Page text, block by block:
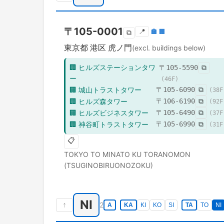
〒 105-0001 ⧉ 📍 🏣 🏢
東京都 港区 虎ノ門(excl. buildings below)
🏢 ヒルズステーションタワ
ー
〒 105-5590 ⧉
(46F)
🏢 城山トラストタワー 〒 105-6090 ⧉ ( 38
🏢 ヒルズ森タワー 〒 106-6190 ⧉ ( 92
🏢 ヒルズビジネスタワー 〒 105-6490 ⧉ ( 37
🏢 神谷町トラストタワー 〒 105-6990 ⧉ ( 31
📋
TOKYO TO MINATO KU TORANOMON
(TSUGINOBIRUONOZOKU)
↑ NI 2 A KA KI KO SI TA TO NI